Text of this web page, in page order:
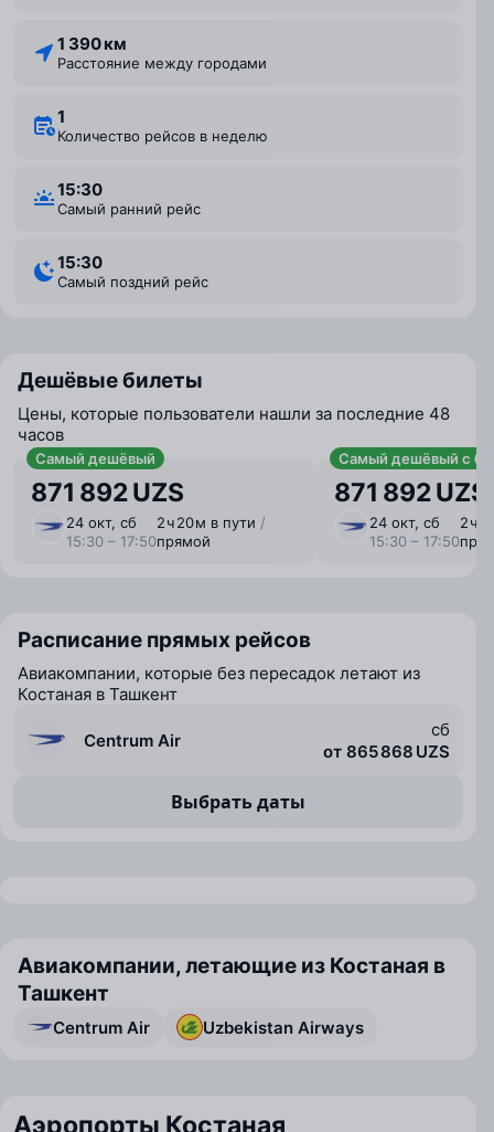
1 390 км
Расстояние между городами
1
Количество рейсов в неделю
15:30
Самый ранний рейс
15:30
Самый поздний рейс
Дешёвые билеты
Цены, которые пользователи нашли за последние 48
часов
Самый дешёвый
871 892 UZS
24 окт, сб
15:30 – 17:50
2 ⁠ч 20 ⁠м в пути /
прямой
Самый дешёвый с
871 892 UZS
24 окт, сб
15:30 – 17:50
2 ⁠ч
Расписание прямых рейсов
Авиакомпании, которые без пересадок летают из
Костаная в Ташкент
Centrum Air
сб
от 865 868 UZS
Выбрать даты
Авиакомпании, летающие из Костаная в
Ташкент
Centrum Air Uzbekistan Airways
Аэропорты Костаная